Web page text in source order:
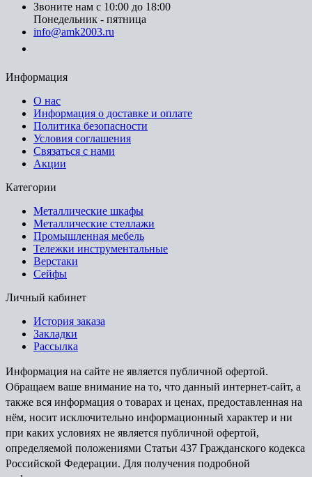
Звоните нам с 10:00 до 18:00
Понедельник - пятница
info@amk2003.ru
Информация
О нас
Информация о доставке и оплате
Политика безопасности
Условия соглашения
Связаться с нами
Акции
Категории
Металлические шкафы
Металлические стеллажи
Промышленная мебель
Тележки инструментальные
Верстаки
Сейфы
Личный кабинет
История заказа
Закладки
Рассылка
Информация на сайте не является публичной офертой.
Обращаем ваше внимание на то, что данный интернет-сайт, а
также вся информация о товарах и ценах, предоставленная на
нём, носит исключительно информационный характер и ни
при каких условиях не является публичной офертой,
определяемой положениями Статьи 437 Гражданского кодекса
Российской Федерации. Для получения подробной